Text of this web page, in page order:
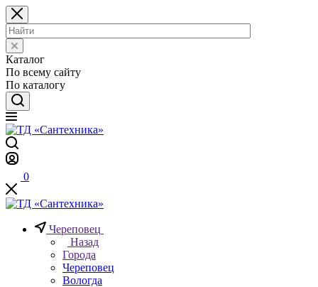
Каталог
По всему сайту
По каталогу
0
Череповец
Назад
Города
Череповец
Вологда